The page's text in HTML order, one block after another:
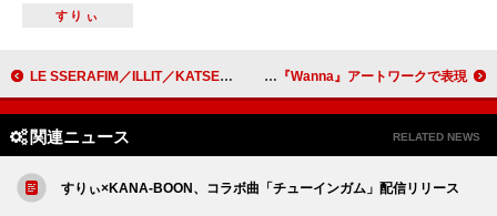
すりぃ
LE SSERAFIM／ILLIT／KATSEYEによるコラボ曲「ICONIC BY MISTAKE」MVティザー公開 DXTEEN、メンバーの過ごす“夏”をニューシングル『Wanna』アートワークで表現
関連ニュース RELATED NEWS
すりぃ×KANA-BOON、コラボ曲「チューインガム」配信リリース